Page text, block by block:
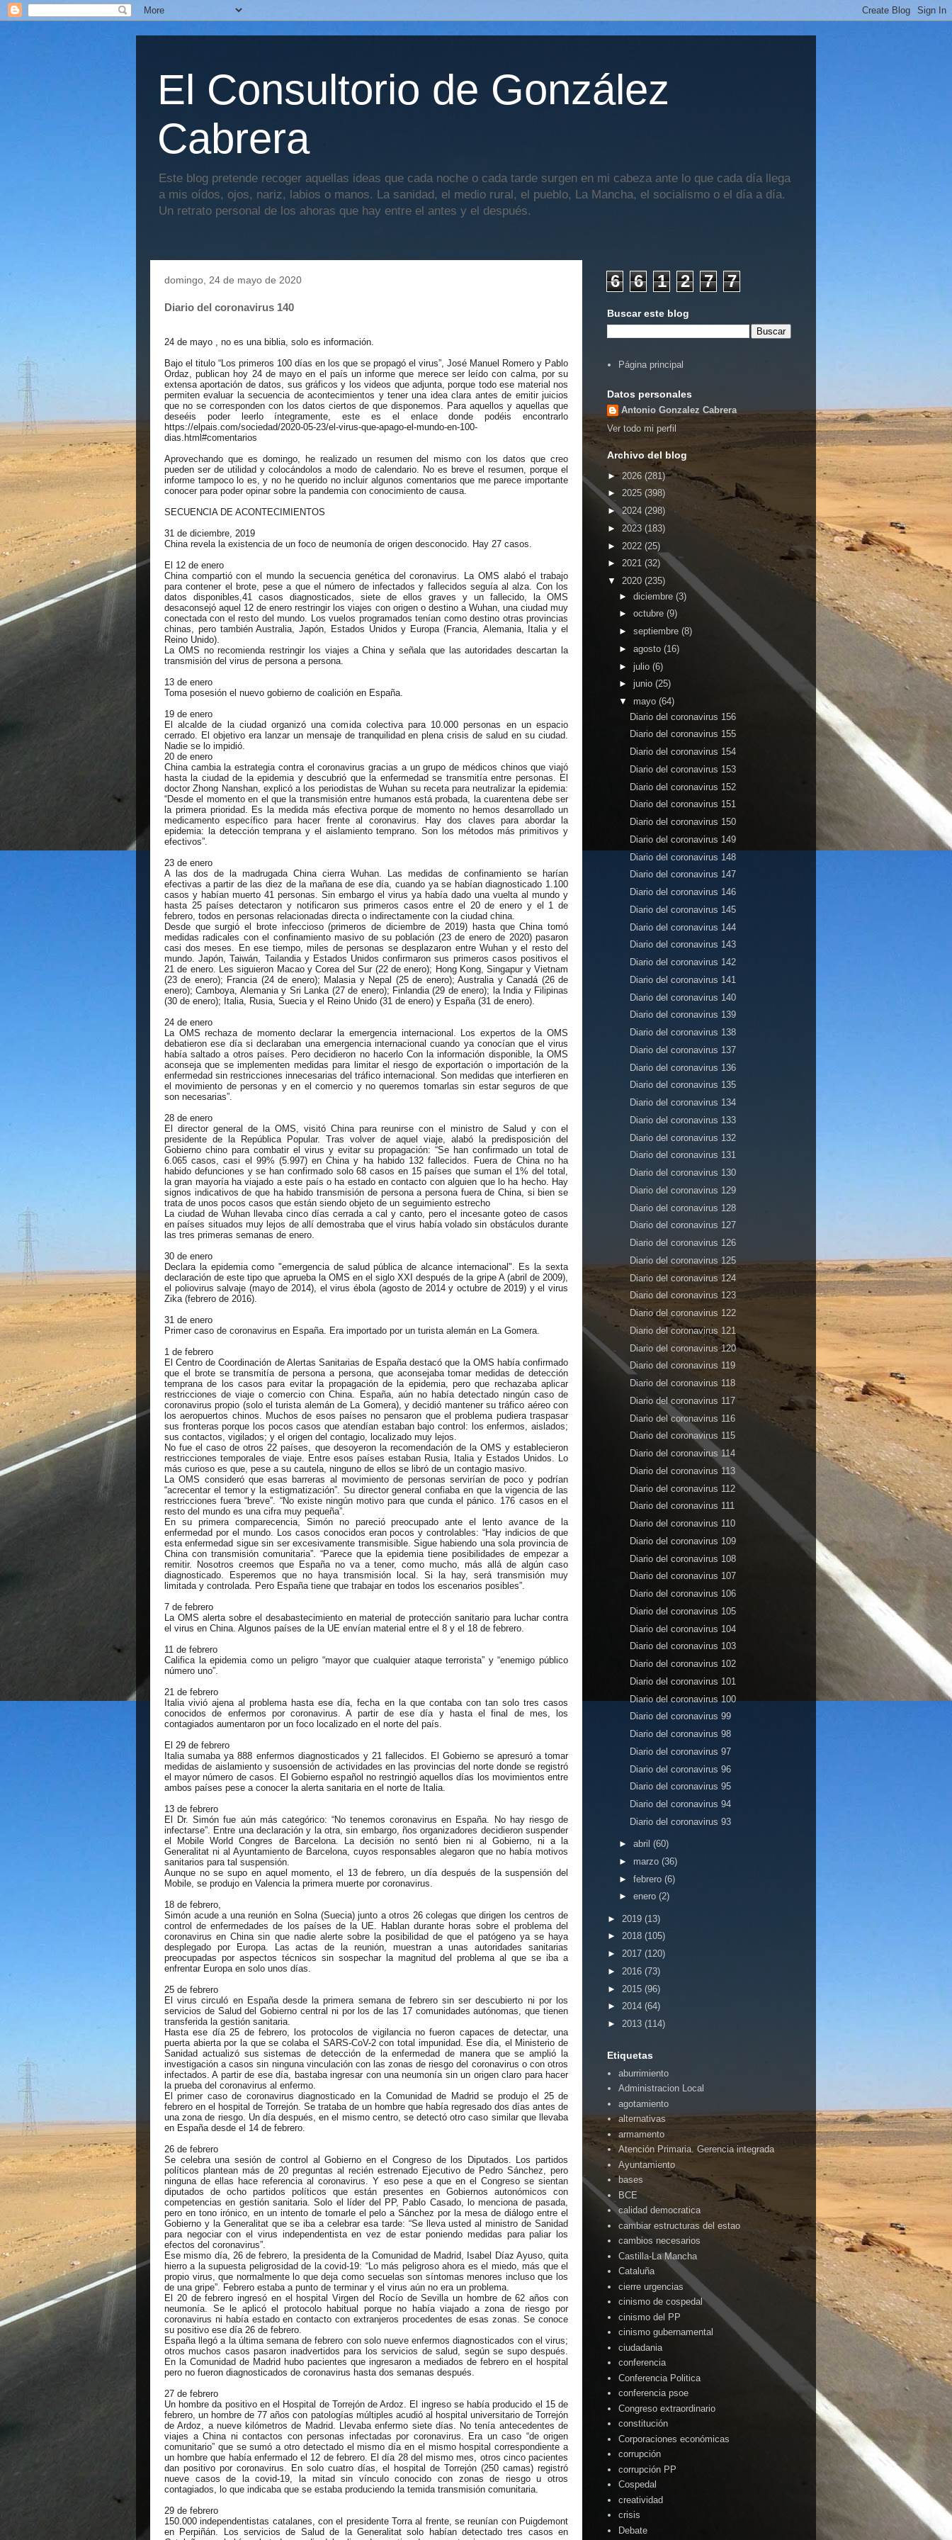
El Consultorio de González
Cabrera
Este blog pretende recoger aquellas ideas que cada noche o cada tarde surgen en mi cabeza ante lo que cada día llega
a mis oídos, ojos, nariz, labios o manos. La sanidad, el medio rural, el pueblo, La Mancha, el socialismo o el día a día.
Un retrato personal de los ahoras que hay entre el antes y el después.
domingo, 24 de mayo de 2020
Diario del coronavirus 140
24 de mayo , no es una biblia, solo es información.
Bajo el titulo “Los primeros 100 días en los que se propagó el virus”, José Manuel Romero y Pablo
Ordaz, publican hoy 24 de mayo en el país un informe que merece ser leído con calma, por su
extensa aportación de datos, sus gráficos y los videos que adjunta, porque todo ese material nos
permiten evaluar la secuencia de acontecimientos y tener una idea clara antes de emitir juicios
que no se corresponden con los datos ciertos de que disponemos. Para aquellos y aquellas que
deseéis poder leerlo íntegramente, este es el enlace donde podéis encontrarlo
https://elpais.com/sociedad/2020-05-23/el-virus-que-apago-el-mundo-en-100-
dias.html#comentarios
Aprovechando que es domingo, he realizado un resumen del mismo con los datos que creo
pueden ser de utilidad y colocándolos a modo de calendario. No es breve el resumen, porque el
informe tampoco lo es, y no he querido no incluir algunos comentarios que me parece importante
conocer para poder opinar sobre la pandemia con conocimiento de causa.
SECUENCIA DE ACONTECIMIENTOS
31 de diciembre, 2019
China revela la existencia de un foco de neumonía de origen desconocido. Hay 27 casos.
El 12 de enero
China compartió con el mundo la secuencia genética del coronavirus. La OMS alabó el trabajo
para contener el brote, pese a que el número de infectados y fallecidos seguía al alza. Con los
datos disponibles,41 casos diagnosticados, siete de ellos graves y un fallecido, la OMS
desaconsejó aquel 12 de enero restringir los viajes con origen o destino a Wuhan, una ciudad muy
conectada con el resto del mundo. Los vuelos programados tenían como destino otras provincias
chinas, pero también Australia, Japón, Estados Unidos y Europa (Francia, Alemania, Italia y el
Reino Unido).
La OMS no recomienda restringir los viajes a China y señala que las autoridades descartan la
transmisión del virus de persona a persona.
13 de enero
Toma posesión el nuevo gobierno de coalición en España.
19 de enero
El alcalde de la ciudad organizó una comida colectiva para 10.000 personas en un espacio
cerrado. El objetivo era lanzar un mensaje de tranquilidad en plena crisis de salud en su ciudad.
Nadie se lo impidió.
20 de enero
China cambia la estrategia contra el coronavirus gracias a un grupo de médicos chinos que viajó
hasta la ciudad de la epidemia y descubrió que la enfermedad se transmitía entre personas. El
doctor Zhong Nanshan, explicó a los periodistas de Wuhan su receta para neutralizar la epidemia:
“Desde el momento en el que la transmisión entre humanos está probada, la cuarentena debe ser
la primera prioridad. Es la medida más efectiva porque de momento no hemos desarrollado un
medicamento específico para hacer frente al coronavirus. Hay dos claves para abordar la
epidemia: la detección temprana y el aislamiento temprano. Son los métodos más primitivos y
efectivos”.
23 de enero
A las dos de la madrugada China cierra Wuhan. Las medidas de confinamiento se harían
efectivas a partir de las diez de la mañana de ese día, cuando ya se habían diagnosticado 1.100
casos y habían muerto 41 personas. Sin embargo el virus ya había dado una vuelta al mundo y
hasta 25 países detectaron y notificaron sus primeros casos entre el 20 de enero y el 1 de
febrero, todos en personas relacionadas directa o indirectamente con la ciudad china.
Desde que surgió el brote infeccioso (primeros de diciembre de 2019) hasta que China tomó
medidas radicales con el confinamiento masivo de su población (23 de enero de 2020) pasaron
casi dos meses. En ese tiempo, miles de personas se desplazaron entre Wuhan y el resto del
mundo. Japón, Taiwán, Tailandia y Estados Unidos confirmaron sus primeros casos positivos el
21 de enero. Les siguieron Macao y Corea del Sur (22 de enero); Hong Kong, Singapur y Vietnam
(23 de enero); Francia (24 de enero); Malasia y Nepal (25 de enero); Australia y Canadá (26 de
enero); Camboya, Alemania y Sri Lanka (27 de enero); Finlandia (29 de enero); la India y Filipinas
(30 de enero); Italia, Rusia, Suecia y el Reino Unido (31 de enero) y España (31 de enero).
24 de enero
La OMS rechaza de momento declarar la emergencia internacional. Los expertos de la OMS
debatieron ese día si declaraban una emergencia internacional cuando ya conocían que el virus
había saltado a otros países. Pero decidieron no hacerlo Con la información disponible, la OMS
aconseja que se implementen medidas para limitar el riesgo de exportación o importación de la
enfermedad sin restricciones innecesarias del tráfico internacional. Son medidas que interfieren en
el movimiento de personas y en el comercio y no queremos tomarlas sin estar seguros de que
son necesarias”.
28 de enero
El director general de la OMS, visitó China para reunirse con el ministro de Salud y con el
presidente de la República Popular. Tras volver de aquel viaje, alabó la predisposición del
Gobierno chino para combatir el virus y evitar su propagación: “Se han confirmado un total de
6.065 casos, casi el 99% (5.997) en China y ha habido 132 fallecidos. Fuera de China no ha
habido defunciones y se han confirmado solo 68 casos en 15 países que suman el 1% del total,
la gran mayoría ha viajado a este país o ha estado en contacto con alguien que lo ha hecho. Hay
signos indicativos de que ha habido transmisión de persona a persona fuera de China, si bien se
trata de unos pocos casos que están siendo objeto de un seguimiento estrecho
La ciudad de Wuhan llevaba cinco días cerrada a cal y canto, pero el incesante goteo de casos
en países situados muy lejos de allí demostraba que el virus había volado sin obstáculos durante
las tres primeras semanas de enero.
30 de enero
Declara la epidemia como "emergencia de salud pública de alcance internacional". Es la sexta
declaración de este tipo que aprueba la OMS en el siglo XXI después de la gripe A (abril de 2009),
el poliovirus salvaje (mayo de 2014), el virus ébola (agosto de 2014 y octubre de 2019) y el virus
Zika (febrero de 2016).
31 de enero
Primer caso de coronavirus en España. Era importado por un turista alemán en La Gomera.
1 de febrero
El Centro de Coordinación de Alertas Sanitarias de España destacó que la OMS había confirmado
que el brote se transmitía de persona a persona, que aconsejaba tomar medidas de detección
temprana de los casos para evitar la propagación de la epidemia, pero que rechazaba aplicar
restricciones de viaje o comercio con China. España, aún no había detectado ningún caso de
coronavirus propio (solo el turista alemán de La Gomera), y decidió mantener su tráfico aéreo con
los aeropuertos chinos. Muchos de esos países no pensaron que el problema pudiera traspasar
sus fronteras porque los pocos casos que atendían estaban bajo control: los enfermos, aislados;
sus contactos, vigilados; y el origen del contagio, localizado muy lejos.
No fue el caso de otros 22 países, que desoyeron la recomendación de la OMS y establecieron
restricciones temporales de viaje. Entre esos países estaban Rusia, Italia y Estados Unidos. Lo
más curioso es que, pese a su cautela, ninguno de ellos se libró de un contagio masivo.
La OMS consideró que esas barreras al movimiento de personas servirían de poco y podrían
“acrecentar el temor y la estigmatización”. Su director general confiaba en que la vigencia de las
restricciones fuera “breve”. “No existe ningún motivo para que cunda el pánico. 176 casos en el
resto del mundo es una cifra muy pequeña”.
En su primera comparecencia, Simón no pareció preocupado ante el lento avance de la
enfermedad por el mundo. Los casos conocidos eran pocos y controlables: “Hay indicios de que
esta enfermedad sigue sin ser excesivamente transmisible. Sigue habiendo una sola provincia de
China con transmisión comunitaria”. “Parece que la epidemia tiene posibilidades de empezar a
remitir. Nosotros creemos que España no va a tener, como mucho, más allá de algún caso
diagnosticado. Esperemos que no haya transmisión local. Si la hay, será transmisión muy
limitada y controlada. Pero España tiene que trabajar en todos los escenarios posibles”.
7 de febrero
La OMS alerta sobre el desabastecimiento en material de protección sanitario para luchar contra
el virus en China. Algunos países de la UE envían material entre el 8 y el 18 de febrero.
11 de febrero
Califica la epidemia como un peligro “mayor que cualquier ataque terrorista” y “enemigo público
número uno”.
21 de febrero
Italia vivió ajena al problema hasta ese día, fecha en la que contaba con tan solo tres casos
conocidos de enfermos por coronavirus. A partir de ese día y hasta el final de mes, los
contagiados aumentaron por un foco localizado en el norte del país.
El 29 de febrero
Italia sumaba ya 888 enfermos diagnosticados y 21 fallecidos. El Gobierno se apresuró a tomar
medidas de aislamiento y susoensión de actividades en las provincias del norte donde se registró
el mayor número de casos. El Gobierno español no restringió aquellos días los movimientos entre
ambos países pese a conocer la alerta sanitaria en el norte de Italia.
13 de febrero
El Dr. Simón fue aún más categórico: “No tenemos coronavirus en España. No hay riesgo de
infectarse”. Entre una declaración y la otra, sin embargo, ños organizadores decidieron suspender
el Mobile World Congres de Barcelona. La decisión no sentó bien ni al Gobierno, ni a la
Generalitat ni al Ayuntamiento de Barcelona, cuyos responsables alegaron que no había motivos
sanitarios para tal suspensión.
Aunque no se supo en aquel momento, el 13 de febrero, un día después de la suspensión del
Mobile, se produjo en Valencia la primera muerte por coronavirus.
18 de febrero,
Simón acude a una reunión en Solna (Suecia) junto a otros 26 colegas que dirigen los centros de
control de enfermedades de los países de la UE. Hablan durante horas sobre el problema del
coronavirus en China sin que nadie alerte sobre la posibilidad de que el patógeno ya se haya
desplegado por Europa. Las actas de la reunión, muestran a unas autoridades sanitarias
preocupadas por aspectos técnicos sin sospechar la magnitud del problema al que se iba a
enfrentar Europa en solo unos días.
25 de febrero
El virus circuló en España desde la primera semana de febrero sin ser descubierto ni por los
servicios de Salud del Gobierno central ni por los de las 17 comunidades autónomas, que tienen
transferida la gestión sanitaria.
Hasta ese día 25 de febrero, los protocolos de vigilancia no fueron capaces de detectar, una
puerta abierta por la que se colaba el SARS-CoV-2 con total impunidad. Ese día, el Ministerio de
Sanidad actualizó sus sistemas de detección de la enfermedad de manera que se amplió la
investigación a casos sin ninguna vinculación con las zonas de riesgo del coronavirus o con otros
infectados. A partir de ese día, bastaba ingresar con una neumonía sin un origen claro para hacer
la prueba del coronavirus al enfermo.
El primer caso de coronavirus diagnosticado en la Comunidad de Madrid se produjo el 25 de
febrero en el hospital de Torrejón. Se trataba de un hombre que había regresado dos días antes de
una zona de riesgo. Un día después, en el mismo centro, se detectó otro caso similar que llevaba
en España desde el 14 de febrero.
26 de febrero
Se celebra una sesión de control al Gobierno en el Congreso de los Diputados. Los partidos
políticos plantean más de 20 preguntas al recién estrenado Ejecutivo de Pedro Sánchez, pero
ninguna de ellas hace referencia al coronavirus. Y eso pese a que en el Congreso se sientan
diputados de ocho partidos políticos que están presentes en Gobiernos autonómicos con
competencias en gestión sanitaria. Solo el líder del PP, Pablo Casado, lo menciona de pasada,
pero en tono irónico, en un intento de tomarle el pelo a Sánchez por la mesa de diálogo entre el
Gobierno y la Generalitat que se iba a celebrar esa tarde: “Se lleva usted al ministro de Sanidad
para negociar con el virus independentista en vez de estar poniendo medidas para paliar los
efectos del coronavirus”.
Ese mismo día, 26 de febrero, la presidenta de la Comunidad de Madrid, Isabel Díaz Ayuso, quita
hierro a la supuesta peligrosidad de la covid-19: “Lo más peligroso ahora es el miedo, más que el
propio virus, que normalmente lo que deja como secuelas son síntomas menores incluso que los
de una gripe”. Febrero estaba a punto de terminar y el virus aún no era un problema.
El 20 de febrero ingresó en el hospital Virgen del Rocío de Sevilla un hombre de 62 años con
neumonía. Se le aplicó el protocolo habitual porque no había viajado a zona de riesgo por
coronavirus ni había estado en contacto con extranjeros procedentes de esas zonas. Se conoce
su positivo ese día 26 de febrero.
España llegó a la última semana de febrero con solo nueve enfermos diagnosticados con el virus;
otros muchos casos pasaron inadvertidos para los servicios de salud, según se supo después.
En la Comunidad de Madrid hubo pacientes que ingresaron a mediados de febrero en el hospital
pero no fueron diagnosticados de coronavirus hasta dos semanas después.
27 de febrero
Un hombre da positivo en el Hospital de Torrejón de Ardoz. El ingreso se había producido el 15 de
febrero, un hombre de 77 años con patologías múltiples acudió al hospital universitario de Torrejón
de Ardoz, a nueve kilómetros de Madrid. Llevaba enfermo siete días. No tenía antecedentes de
viajes a China ni contactos con personas infectadas por coronavirus. Era un caso “de origen
comunitario” que se sumó a otro detectado el mismo día en el mismo hospital correspondiente a
un hombre que había enfermado el 12 de febrero. El día 28 del mismo mes, otros cinco pacientes
dan positivo por coronavirus. En solo cuatro días, el hospital de Torrejón (250 camas) registró
nueve casos de la covid-19, la mitad sin vínculo conocido con zonas de riesgo u otros
contagiados, lo que indicaba que se estaba produciendo la temida transmisión comunitaria.
29 de febrero
150.000 independentistas catalanes, con el presidente Torra al frente, se reunían con Puigdemont
en Perpiñán. Los servicios de Salud de la Generalitat solo habían detectado tres casos en
6 6 1 2 7 7
Buscar este blog
Página principal
Datos personales
Antonio Gonzalez Cabrera
Ver todo mi perfil
Archivo del blog
► 2026 (281)
► 2025 (398)
►2024 (298)
► 2023 (183)
► 2022 (25)
► 2021 (32)
▼ 2020 (235)
► diciembre (3)
► octubre (9)
► septiembre (8)
► agosto (16)
► julio (6)
► junio (25)
▼ mayo (64)
Diario del coronavirus 156
Diario del coronavirus 155
Diario del coronavirus 154
Diario del coronavirus 153
Diario del coronavirus 152
Diario del coronavirus 151
Diario del coronavirus 150
Diario del coronavirus 149
Diario del coronavirus 148
Diario del coronavirus 147
Diario del coronavirus 146
Diario del coronavirus 145
Diario del coronavirus 144
Diario del coronavirus 143
Diario del coronavirus 142
Diario del coronavirus 141
Diario del coronavirus 140
Diario del coronavirus 139
Diario del coronavirus 138
Diario del coronavirus 137
Diario del coronavirus 136
Diario del coronavirus 135
Diario del coronavirus 134
Diario del coronavirus 133
Diario del coronavirus 132
Diario del coronavirus 131
Diario del coronavirus 130
Diario del coronavirus 129
Diario del coronavirus 128
Diario del coronavirus 127
Diario del coronavirus 126
Diario del coronavirus 125
Diario del coronavirus 124
Diario del coronavirus 123
Diario del coronavirus 122
Diario del coronavirus 121
Diario del coronavirus 120
Diario del coronavirus 119
Diario del coronavirus 118
Diario del coronavirus 117
Diario del coronavirus 116
Diario del coronavirus 115
Diario del coronavirus 114
Diario del coronavirus 113
Diario del coronavirus 112
Diario del coronavirus 111
Diario del coronavirus 110
Diario del coronavirus 109
Diario del coronavirus 108
Diario del coronavirus 107
Diario del coronavirus 106
Diario del coronavirus 105
Diario del coronavirus 104
Diario del coronavirus 103
Diario del coronavirus 102
Diario del coronavirus 101
Diario del coronavirus 100
Diario del coronavirus 99
Diario del coronavirus 98
Diario del coronavirus 97
Diario del coronavirus 96
Diario del coronavirus 95
Diario del coronavirus 94
Diario del coronavirus 93
► abril (60)
► marzo (36)
► febrero (6)
► enero (2)
► 2019 (13)
► 2018 (105)
► 2017 (120)
► 2016 (73)
► 2015 (96)
► 2014 (64)
► 2013 (114)
Etiquetas
aburrimiento
Administracion Local
agotamiento
alternativas
armamento
Atención Primaria. Gerencia integrada
Ayuntamiento
bases
BCE
calidad democratica
cambiar estructuras del estao
cambios necesarios
Castilla-La Mancha
Cataluña
cierre urgencias
cinismo de cospedal
cinismo del PP
cinismo gubernamental
ciudadania
conferencia
Conferencia Politica
conferencia psoe
Congreso extraordinario
constitución
Corporaciones económicas
corrupción
corrupción PP
Cospedal
creatividad
crisis
Debate